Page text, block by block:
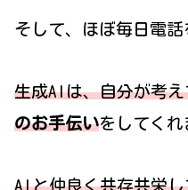
そして、ほぼ毎日電話
生成AIは、自分が考
のお手伝いをしてくれ
AIと仲良く共存共栄